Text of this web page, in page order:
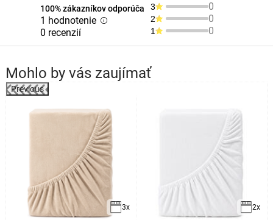
100% zákazníkov odporúča
1 hodnotenie
0 recenzií
3 0
2 0
1 0
Mohlo by vás zaujímať
Previous
3x 2x